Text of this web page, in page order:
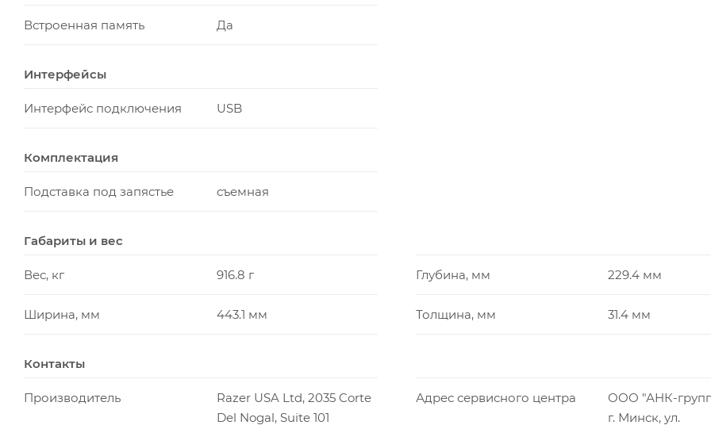
Встроенная память Да
Интерфейсы
Интерфейс подключения USB
Комплектация
Подставка под запястье съемная
Габариты и вес
Вес, кг 916.8 г Глубина, мм 229.4 мм
Ширина, мм 443.1 мм Толщина, мм 31.4 мм
Контакты
Производитель
Razer USA Ltd, 2035 Corte
Del Nogal, Suite 101
Адрес сервисного центра
ООО "АНК-
г. Минск, ул.